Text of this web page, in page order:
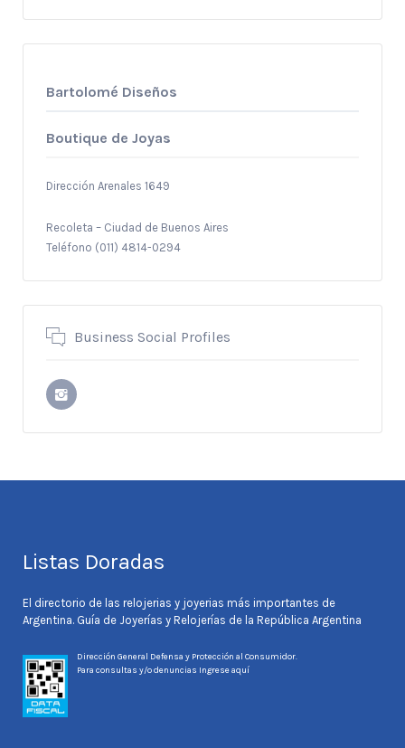
Bartolomé Diseños
Boutique de Joyas
Dirección Arenales 1649
Recoleta – Ciudad de Buenos Aires
Teléfono (011) 4814-0294
Business Social Profiles
Listas Doradas
El directorio de las relojerias y joyerias más importantes de
Argentina. Guía de Joyerías y Relojerías de la República Argentina
Dirección General Defensa y Protección al Consumidor.
Para consultas y/o denuncias Ingrese aquí